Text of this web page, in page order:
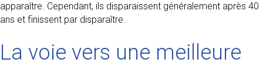
apparaître. Cependant, ils disparaissent généralement après 40
ans et finissent par disparaître.
La voie vers une meilleure